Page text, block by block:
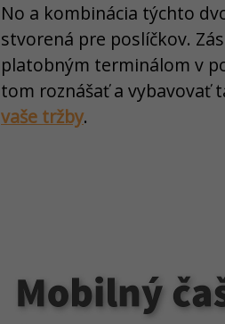
No a kombinácia týchto
stvorená pre poslíčkov.
platobným terminálom v
tom roznášať a vybavovať
vaše tržby.